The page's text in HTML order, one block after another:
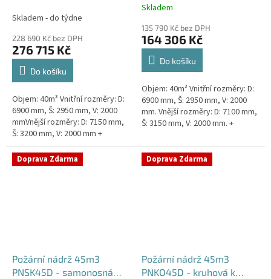
Skladem - do týdne
228 690 Kč bez DPH
276 715 Kč
Do košíku
Objem: 40m³ Vnitřní rozměry: D:
6900 mm, Š: 2950 mm, V: 2000
mmVnější rozměry: D: 7150 mm,
Š: 3200 mm, V: 2000 mm +
komínek Běžná doba dodání 2-3
týdny od objednávky. Rozměry...
obetonování
Průměrné
produktu
je
5,0
hvězdiček.
Skladem
135 790 Kč bez DPH
164 306 Kč
Do košíku
Objem: 40m³ Vnitřní rozměry: D:
6900 mm, Š: 2950 mm, V: 2000
mm. Vnější rozměry: D: 7100 mm,
Š: 3150 mm, V: 2000 mm. +
týdny od objednávky....
Doprava Zdarma
Požární nádrž 45m3
PNSK45D - samonosná
Doprava Zdarma
Požární nádrž 45m3
PNKO45D - kruhová k